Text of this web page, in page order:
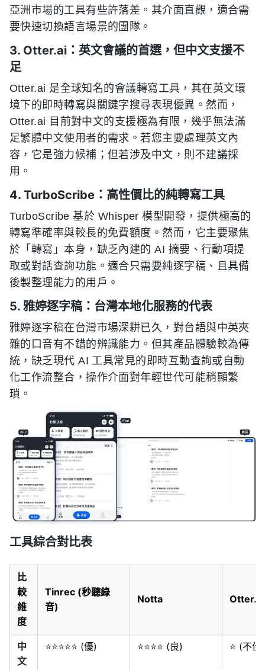
亞洲市場的工具有些許落差。其介面直觀，適合需
要快速切換語言場景的團隊。
3. Otter.ai：英文會議的首選，但中文支援不
足
Otter.ai 是全球知名的會議轉寫工具，其在英文環
境下的即時轉寫與關鍵字搜尋表現優異。然而，
Otter.ai 目前對中文的支援極為有限，幾乎無法滿
足繁體中文使用者的需求。若您主要處理英文內
容，它是強力候補；但若涉及中文，則不建議採
用。
4. TurboScribe：高性價比的純轉寫工具
TurboScribe 基於 Whisper 模型開發，提供極高的
轉寫準確率與較長的免費額度。然而，它主要聚焦
於「轉寫」本身，缺乏內建的 AI 摘要、行動項提
取或對話查詢功能。適合只需要純逐字稿、且具備
後製整理能力的用戶。
5. 雅婷逐字稿：台灣本地化服務的代表
雅婷逐字稿在台灣市場深耕已久，對台語與中英夾
雜的口音有不錯的辨識能力。但其產品體驗較為傳
統，缺乏現代 AI 工具常見的即時互動查詢或自動
化工作流整合，操作介面對年輕世代可能稍顯繁
瑣。
工具綜合對比表
比
較
維
度
Tinrec (秒聽錄
音)
Notta Otter.ai
中
文
⭐⭐⭐⭐⭐ (優) ⭐⭐⭐⭐ (良) ⭐ (不佳)